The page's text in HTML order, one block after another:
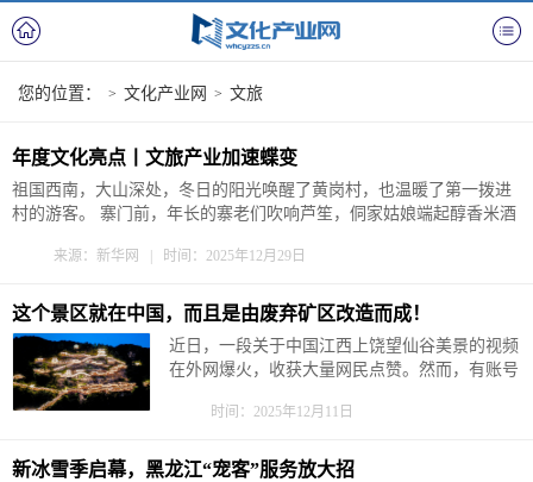
您的位置： > 文化产业网 > 文旅
年度文化亮点丨文旅产业加速蝶变
祖国西南，大山深处，冬日的阳光唤醒了黄岗村，也温暖了第一拨进
村的游客。 寨门前，年长的寨老们吹响芦笙，侗家姑娘端起醇香米酒
扑面而来。 这个位于贵州省黔东南苗族侗族自治州黎平县的小山村，
来源：新华网 | 时间：2025年12月29日
这个景区就在中国，而且是由废弃矿区改造而成！
近日，一段关于中国江西上饶望仙谷美景的视频
在外网爆火，收获大量网民点赞。然而，有账号
日，中国驻印度大使馆发言人宇静在社交平台X
请你们亲自来中国，看看真正的中国吧。 位于
时间：2025年12月11日
新冰雪季启幕，黑龙江“宠客”服务放大招